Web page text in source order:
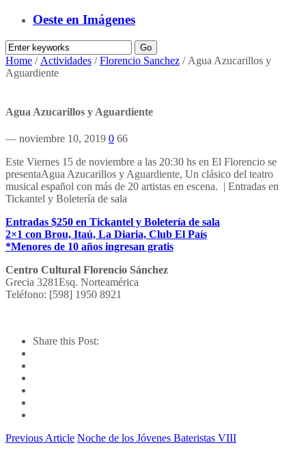
Oeste en Imágenes
Home / Actividades /Florencio Sanchez / Agua Azucarillos y
Aguardiente
Agua Azucarillos y Aguardiente
— noviembre 10, 2019 0 66
Este Viernes 15 de noviembre a las 20:30 hs en El Florencio se
presentaAgua Azucarillos y Aguardiente, Un clásico del teatro
musical español con más de 20 artistas en escena. | Entradas en
Tickantel y Boletería de sala
Entradas $250 en Tickantel y Boletería de sala
2×1 con Brou, Itaú, La Diaria, Club El País
*Menores de 10 años ingresan gratis
Centro Cultural Florencio Sánchez
Grecia 3281Esq. Norteamérica
Teléfono: [598] 1950 8921
Share this Post:
Previous Article Noche de los Jóvenes Bateristas VIII